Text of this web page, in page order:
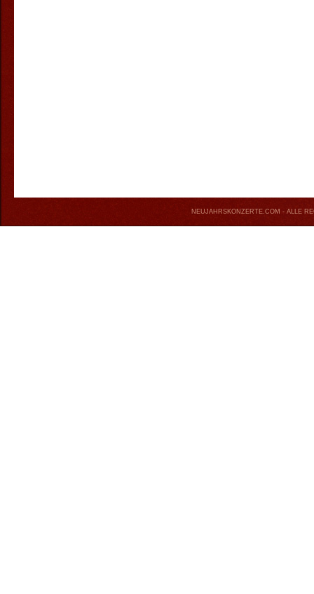
NEUJAHRSKONZERTE.COM - ALLE